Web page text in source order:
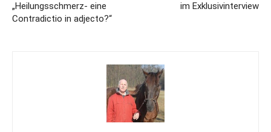
„Heilungsschmerz- eine
Contradictio in adjecto?“
im Exklusivinterview